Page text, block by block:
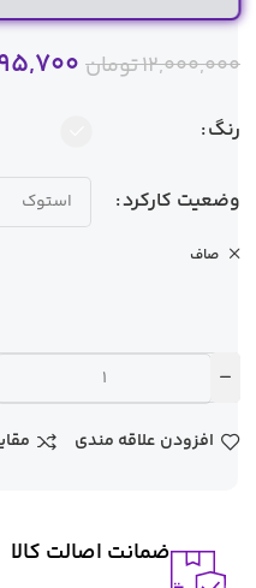
12,000,000تومان
رنگ
وضعیت کارکرد
صاف
افزودن علاقه مندی
ضمانت اصالت کالا